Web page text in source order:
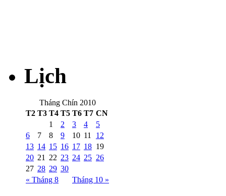
Lịch
Tháng Chín 2010
T2 T3 T4 T5 T6 T7 CN
« Tháng 8 Tháng 10 »
1 2 3 4
5
6
7 8 9 10 11
12
13 14 15 16 17 18 19
20 21 22 23 24 25 26
27 28 29 30